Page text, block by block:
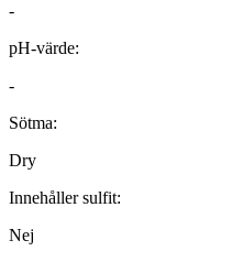
-
pH-värde:
-
Sötma:
Dry
Innehåller sulfit:
Nej